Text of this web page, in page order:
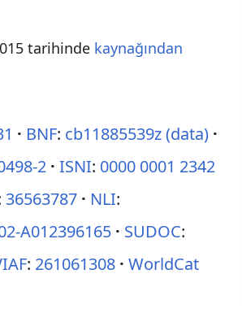
tarihinde kaynağından
BNF: cb11885539z(data)
2 ISNI: 0000 0001 2342
36563787 NLI:
A012396165 SUDOC:
: 261061308 WorldCat